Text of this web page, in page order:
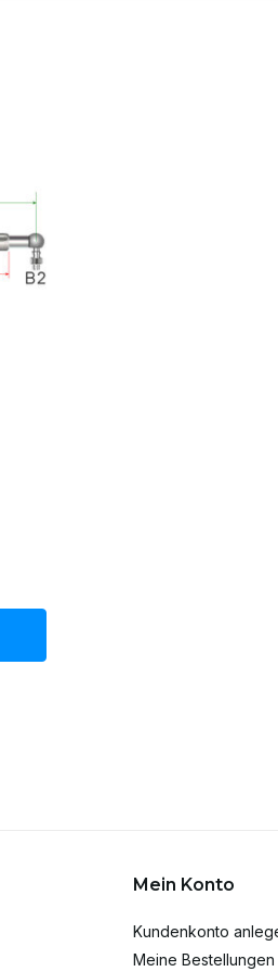
Mein Konto
Kundenkonto
Meine Bestellungen